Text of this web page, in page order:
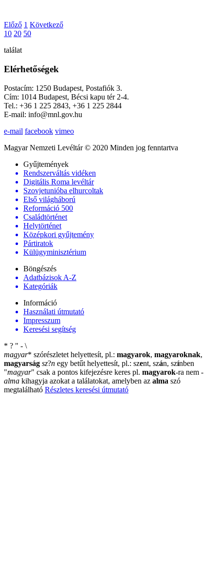
Előző 1 Következő
10 20 50
találat
Elérhetőségek
Postacím: 1250 Budapest, Postafiók 3.
Cím: 1014 Budapest, Bécsi kapu tér 2-4.
Tel.: +36 1 225 2843, +36 1 225 2844
E-mail: info@mnl.gov.hu
e-mail facebook vimeo
Magyar Nemzeti Levéltár © 2020 Minden jog fenntartva
Gyűjtemények
Rendszerváltás vidéken
Digitális Roma levéltár
Szovjetunióba elhurcoltak
Első világháború
Reformáció 500
Családtörténet
Helytörténet
Középkori gyűjtemény
Pártiratok
Külügyminisztérium
Böngészés
Adatbázisok A-Z
Kategóriák
Információ
Használati útmutató
Impresszum
Keresési segítség
* ? " - \
magyar* szórészletet helyettesít, pl.: magyarok, magyaroknak,
magyarság sz?n egy betűt helyettesít, pl.: szent, szán, színben
"magyar" csak a pontos kifejezésre keres pl. magyarok-ra nem -
alma kihagyja azokat a találatokat, amelyben az alma szó
megtalálható Részletes keresési útmutató